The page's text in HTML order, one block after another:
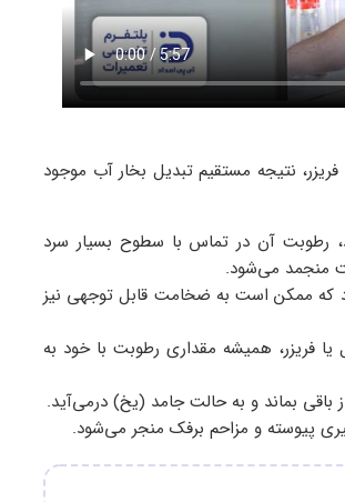
نتیجه مستقیم تبدیل بخار آب موجود
رطوبت آن در تماس با سطوح بسیار سرد
منجمد می‌شود.
که ممکن است به ضخامت قابل‌ توجهی نیز
فریزر، همیشه مقداری رطوبت با خود به
باقی بماند و به حالت جامد (یخ) درمی‌آید.
پیوسته و مزاحم برفک منجر می‌شود.